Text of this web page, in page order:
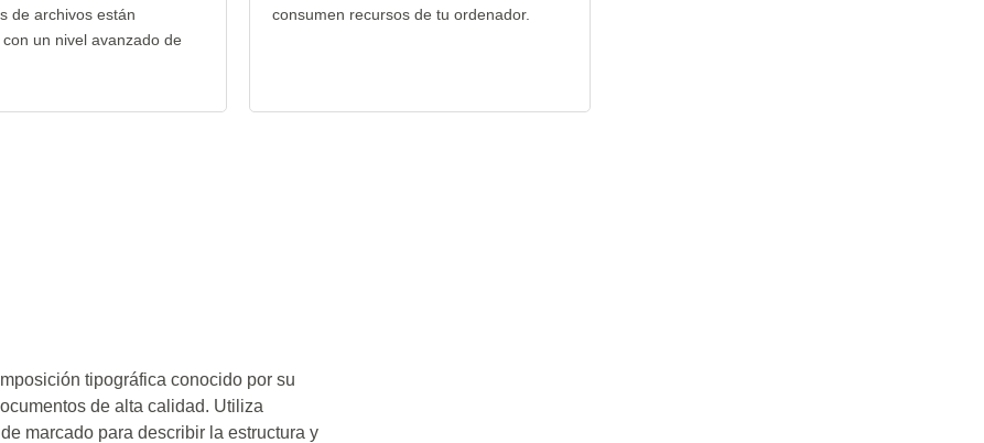
de archivos están
un nivel avanzado de
consumen recursos de tu ordenador.
tipográfica conocido por su
de alta calidad. Utiliza
marcado para describir la estructura y